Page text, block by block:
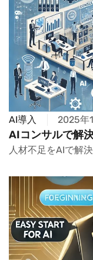
AI導入 2025年
AIコンサルで解
人材不足をAIで解